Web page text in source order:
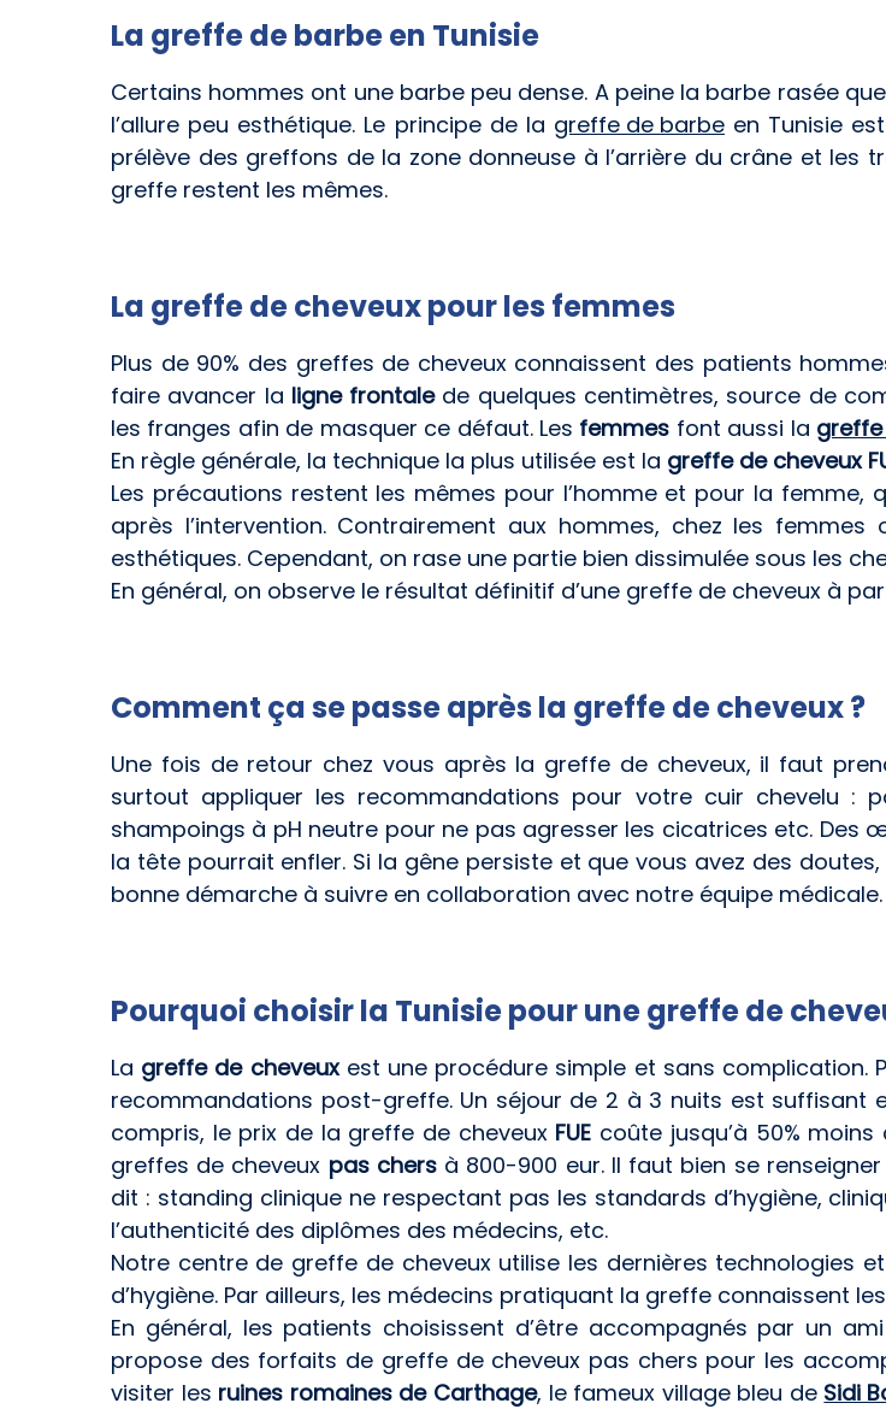
La greffe de barbe en Tunisie
Certains hommes ont une barbe peu dense. A peine la barbe rasée
l’allure peu esthétique. Le principe de la greffe de barbe en Tunisie
prélève des greffons de la zone donneuse à l’arrière du crâne et les
greffe restent les mêmes.
La greffe de cheveux pour les femmes
Plus de 90% des greffes de cheveux connaissent des patients
faire avancer la ligne frontalede quelques centimètres, source de
les franges afin de masquer ce défaut. Les femmes font aussi la
En règle générale, la technique la plus utilisée est la greffe de cheveux
Les précautions restent les mêmes pour l’homme et pour la femme,
après l’intervention. Contrairement aux hommes, chez les
esthétiques. Cependant, on rase une partie bien dissimulée sous les
En général, on observe le résultat définitif d’une greffe de cheveux à
Comment ça se passe après la greffe de cheveux ?
Une fois de retour chez vous après la greffe de cheveux, il faut
surtout appliquer les recommandations pour votre cuir chevelu :
shampoings à pH neutre pour ne pas agresser les cicatrices etc.
la tête pourrait enfler. Si la gêne persiste et que vous avez des
bonne démarche à suivre en collaboration avec notre équipe médicale.
Pourquoi choisir la Tunisie pour une greffe de
La greffe de cheveuxest une procédure simple et sans complication.
recommandations post-greffe. Un séjour de 2 à 3 nuits est suffisant
compris, le prix de la greffe de cheveux FUE coûte jusqu’à 50%
greffes de cheveux pas chersà 800-900 eur. Il faut bien se
dit : standing clinique ne respectant pas les standards d’hygiène,
l’authenticité des diplômes des médecins, etc.
Notre centre de greffe de cheveux utilise les dernières technologies
d’hygiène. Par ailleurs, les médecins pratiquant la greffe connaissent
En général, les patients choisissent d’être accompagnés par un
propose des forfaits de greffe de cheveux pas chers pour les
visiter les ruines romaines de Carthage, le fameux village bleu de Sidi